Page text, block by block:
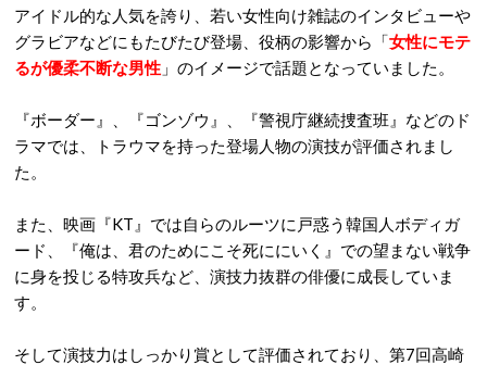
アイドル的な人気を誇り、若い女性向け雑誌のインタビューや
グラビアなどにもたびたび登場、役柄の影響から「女性にモテ
るが優柔不断な男性 」のイメージで話題となっていました。
『ボーダー』、『ゴンゾウ』、『警視庁継続捜査班』などのド
ラマでは、トラウマを持った登場人物の演技が評価されまし
た。
また、映画『KT』では自らのルーツに戸惑う韓国人ボディガ
ード、『俺は、君のためにこそ死ににいく』での望まない戦争
に身を投じる特攻兵など、演技力抜群の俳優に成長していま
す。
そして演技力はしっかり賞として評価されており、第7回高崎